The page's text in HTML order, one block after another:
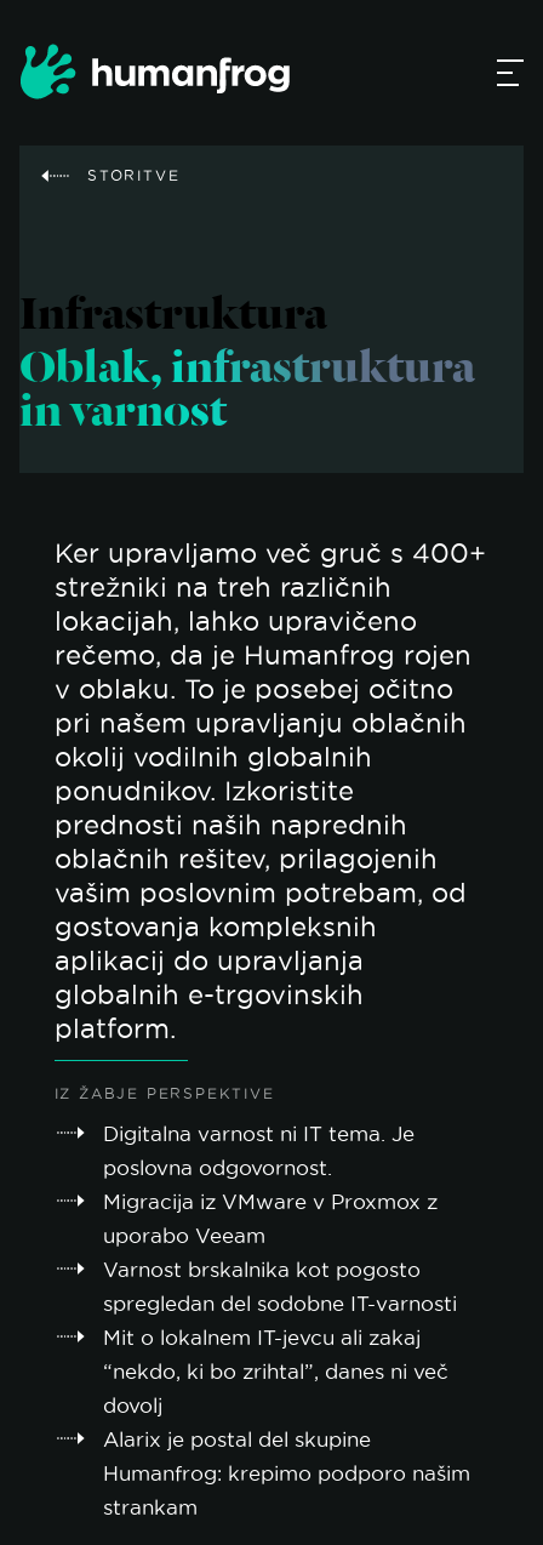
STORITVE
Infrastruktura
Oblak, infrastruktura
in varnost
Ker upravljamo več gruč s 400+
strežniki na treh različnih
lokacijah, lahko upravičeno
rečemo, da je Humanfrog rojen
v oblaku. To je posebej očitno
pri našem upravljanju oblačnih
okolij vodilnih globalnih
ponudnikov. Izkoristite
prednosti naših naprednih
oblačnih rešitev, prilagojenih
vašim poslovnim potrebam, od
gostovanja kompleksnih
aplikacij do upravljanja
globalnih e-trgovinskih
platform.
IZ ŽABJE PERSPEKTIVE
Digitalna varnost ni IT tema. Je
poslovna odgovornost.
Migracija iz VMware v Proxmox z
uporabo Veeam
Varnost brskalnika kot pogosto
spregledan del sodobne IT-varnosti
Mit o lokalnem IT-jevcu ali zakaj
“nekdo, ki bo zrihtal”, danes ni več
dovolj
Alarix je postal del skupine
Humanfrog: krepimo podporo našim
strankam